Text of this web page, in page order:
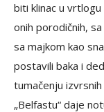
biti klinac u
onih porodičnih,
sa majkom kao
postavili baka i
tumačenju
„Belfastu“ daje